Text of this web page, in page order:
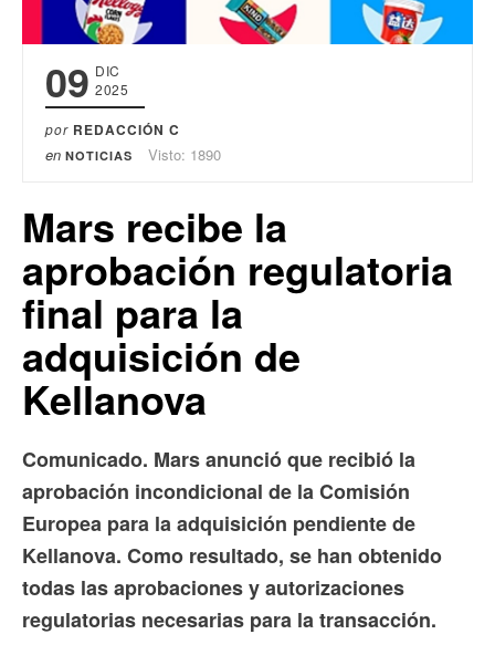
09 DIC
2025
por REDACCIÓN C
en NOTICIAS Visto: 1890
Mars recibe la
aprobación regulatoria
final para la
adquisición de
Kellanova
Comunicado. Mars anunció que recibió la
aprobación incondicional de la Comisión
Europea para la adquisición pendiente de
Kellanova. Como resultado, se han obtenido
todas las aprobaciones y autorizaciones
regulatorias necesarias para la transacción.